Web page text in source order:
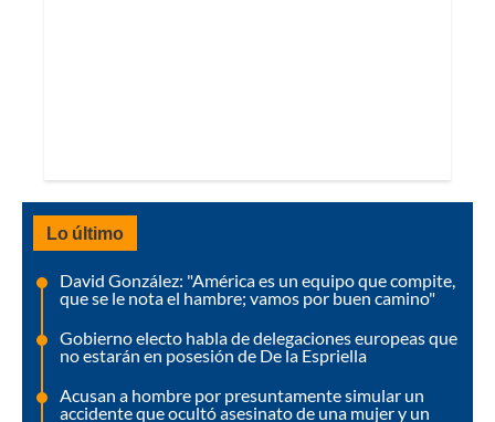
Lo último
David González: "América es un equipo que compite,
que se le nota el hambre; vamos por buen camino"
Gobierno electo habla de delegaciones europeas que
no estarán en posesión de De la Espriella
Acusan a hombre por presuntamente simular un
accidente que ocultó asesinato de una mujer y un